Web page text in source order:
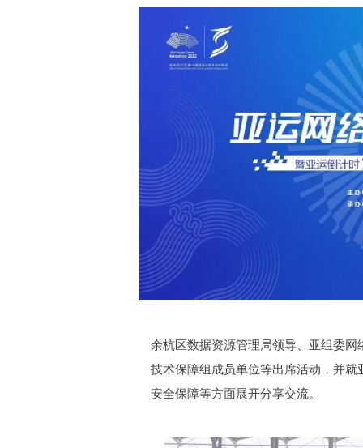
余杭区数据资源管理局领导、亚组委
技术保障组成员单位等出席活动，并
安全保障等方面展开分享交流。